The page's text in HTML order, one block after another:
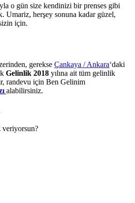
o gün size kendinizi bir prenses gibi
Umariz, herşey sonuna kadar güzel,
için.
gerekse Çankaya / Ankara‘daki
Gelinlik 2018 yılına ait tüm gelinlik
randevu için Ben Gelinim
alabilirsiniz.
veriyorsun?